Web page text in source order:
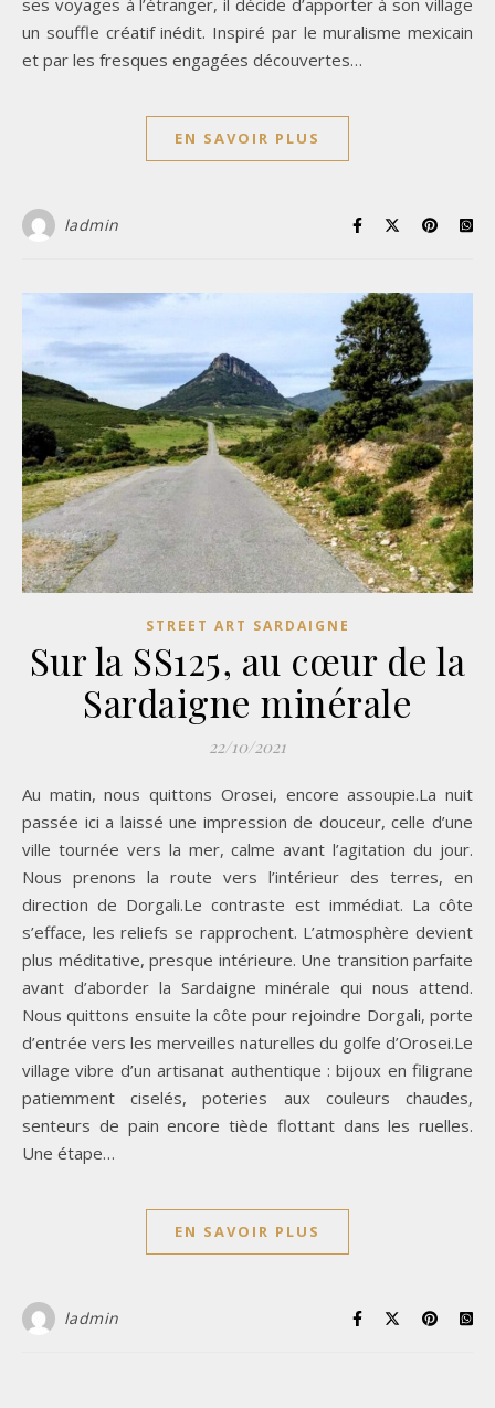
ses voyages à l’étranger, il décide d’apporter à son village
un souffle créatif inédit. Inspiré par le muralisme mexicain
et par les fresques engagées découvertes…
EN SAVOIR PLUS
ladmin
STREET ART SARDAIGNE
Sur la SS125, au cœur de la
Sardaigne minérale
22/10/2021
Au matin, nous quittons Orosei, encore assoupie.La nuit
passée ici a laissé une impression de douceur, celle d’une
ville tournée vers la mer, calme avant l’agitation du jour.
Nous prenons la route vers l’intérieur des terres, en
direction de Dorgali.Le contraste est immédiat. La côte
s’efface, les reliefs se rapprochent. L’atmosphère devient
plus méditative, presque intérieure. Une transition parfaite
avant d’aborder la Sardaigne minérale qui nous attend.
Nous quittons ensuite la côte pour rejoindre Dorgali, porte
d’entrée vers les merveilles naturelles du golfe d’Orosei.Le
village vibre d’un artisanat authentique : bijoux en filigrane
patiemment ciselés, poteries aux couleurs chaudes,
senteurs de pain encore tiède flottant dans les ruelles.
Une étape…
EN SAVOIR PLUS
ladmin